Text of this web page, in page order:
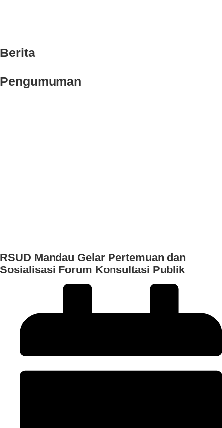
Berita
Pengumuman
RSUD Mandau Gelar Pertemuan dan
Sosialisasi Forum Konsultasi Publik